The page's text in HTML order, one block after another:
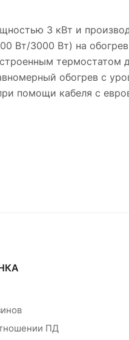
3 кВт и
Вт/3000 Вт) на
термостатом
обогрев c
помощи кабеля с
ПД